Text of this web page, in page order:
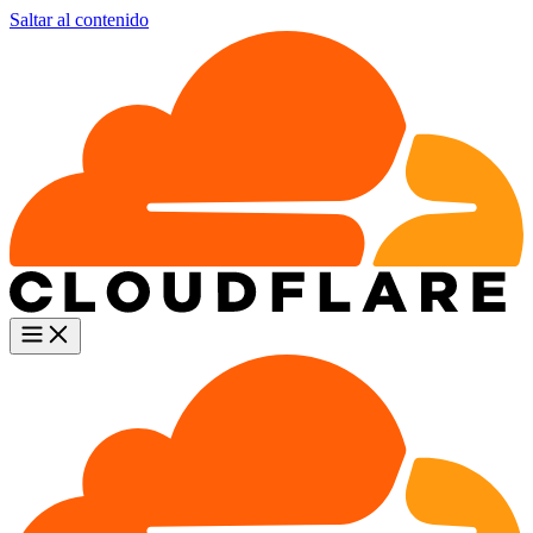
Saltar al contenido